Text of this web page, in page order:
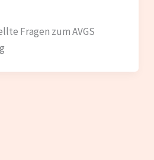
Fragen zum AVGS